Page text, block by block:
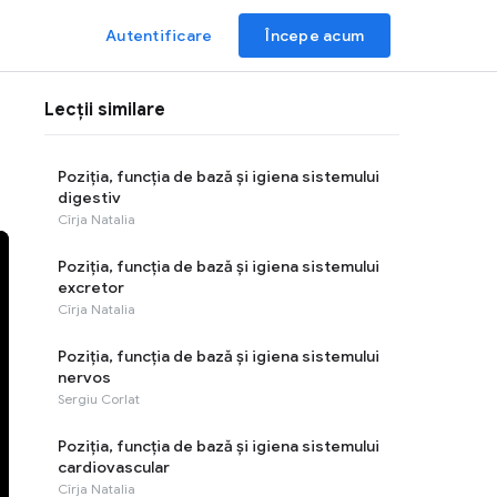
Autentificare Începe acum
Lecții similare
Poziția, funcția de bază și igiena sistemului
digestiv
Cîrja Natalia
Poziția, funcția de bază și igiena sistemului
excretor
Cîrja Natalia
Poziția, funcția de bază și igiena sistemului
nervos
Sergiu Corlat
Poziția, funcția de bază și igiena sistemului
cardiovascular
Cîrja Natalia